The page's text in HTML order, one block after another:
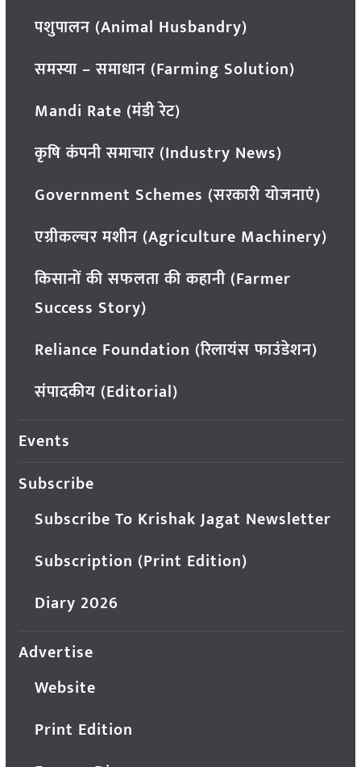
पशुपालन (Animal Husbandry)
समस्या – समाधान (Farming Solution)
Mandi Rate (मंडी रेट)
कृषि कंपनी समाचार (Industry News)
Government Schemes (सरकारी योजनाएं)
एग्रीकल्चर मशीन (Agriculture Machinery)
किसानों की सफलता की कहानी (Farmer
Success Story)
Reliance Foundation (रिलायंस फाउंडेशन)
संपादकीय (Editorial)
Events
Subscribe
Subscribe To Krishak Jagat Newsletter
Subscription (Print Edition)
Diary 2026
Advertise
Website
Print Edition